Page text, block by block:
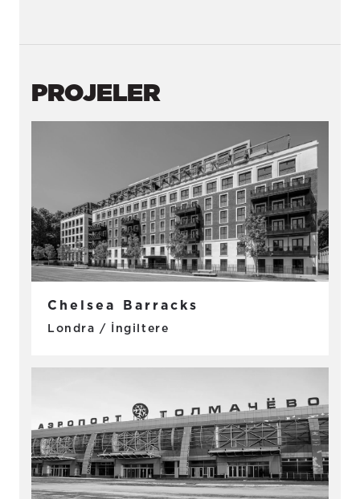
PROJELER
Chelsea Barracks
Londra / İngiltere